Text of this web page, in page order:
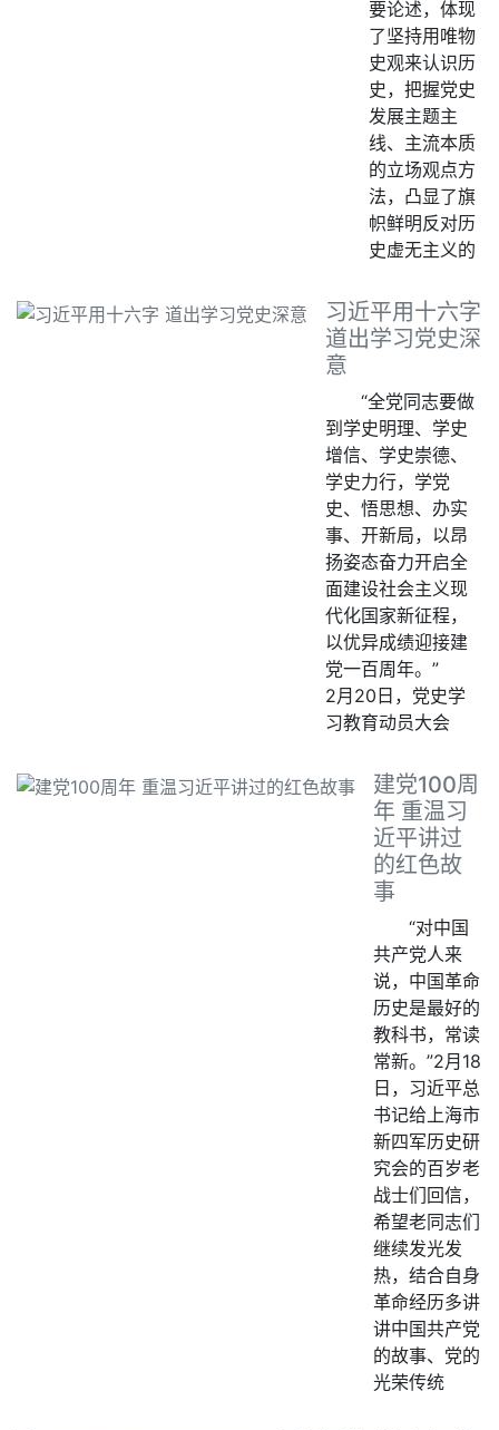
要论述，体现
了坚持用唯物
史观来认识历
史，把握党史
发展主题主
线、主流本质
的立场观点方
法，凸显了旗
帜鲜明反对历
史虚无主义的
习近平用十六字
道出学习党史深
意
“全党同志要做
到学史明理、学史
增信、学史崇德、
学史力行，学党
史、悟思想、办实
事、开新局，以昂
扬姿态奋力开启全
面建设社会主义现
代化国家新征程，
以优异成绩迎接建
党一百周年。”
2月20日，党史学
习教育动员大会
建党100周
年 重温习
近平讲过
的红色故
事
“对中国
共产党人来
说，中国革命
历史是最好的
教科书，常读
常新。”2月18
日，习近平总
书记给上海市
新四军历史研
究会的百岁老
战士们回信，
希望老同志们
继续发光发
热，结合自身
革命经历多讲
讲中国共产党
的故事、党的
光荣传统